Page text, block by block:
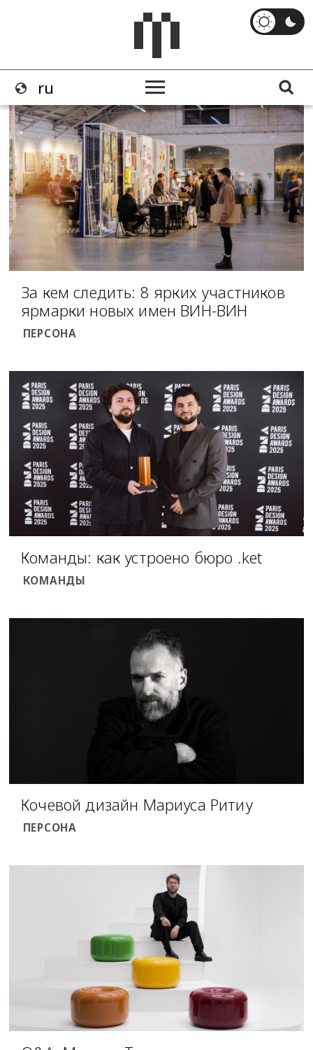
За кем следить: 8 ярких участников
ярмарки новых имен ВИН-ВИН
ПЕРСОНА
Команды: как устроено бюро .ket
КОМАНДЫ
Кочевой дизайн Мариуса Ритиу
ПЕРСОНА